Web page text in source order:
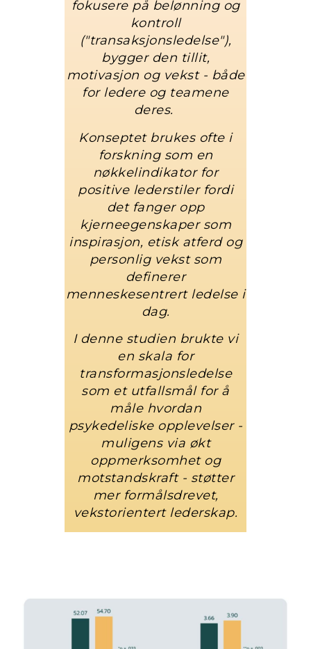
fokusere på belønning og
kontroll
("transaksjonsledelse"),
bygger den tillit,
motivasjon og vekst - både
for ledere og teamene
deres.
Konseptet brukes ofte i
forskning som en
nøkkelindikator for
positive lederstiler fordi
det fanger opp
kjerneegenskaper som
inspirasjon, etisk atferd og
personlig vekst som
definerer
menneskesentrert ledelse i
dag.
I denne studien brukte vi
en skala for
transformasjonsledelse
som et utfallsmål for å
måle hvordan
psykedeliske opplevelser -
muligens via økt
oppmerksomhet og
motstandskraft - støtter
mer formålsdrevet,
vekstorientert lederskap.